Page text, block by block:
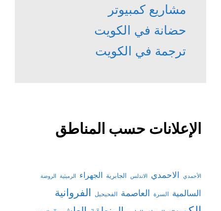
مشاريع كمبيوتر
حضانة في الكويت
ترجمة في الكويت
الإعلانات حسب المناطق
الأحمدي الاحمدي الاندلس الجابرية الجهراء الرميثية الروضة
السالمية السرة العاصمة الفحيحيل الفروانية